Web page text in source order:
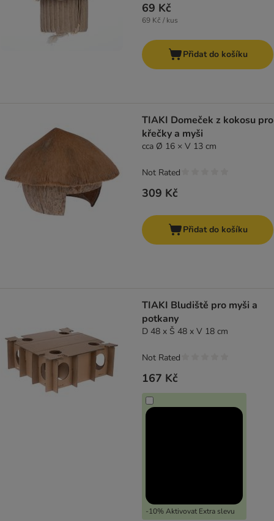
69 Kč
69 Kč / kus
Přidat do košíku
TIAKI Domeček z kokosu pro
křečky a myši
cca Ø 16 × V 13 cm
309 Kč
Not Rated
Přidat do košíku
TIAKI Bludiště pro myši a
potkany
D 48 x Š 48 x V 18 cm
167 Kč
-10% Aktivovat Extra slevu
Not Rated